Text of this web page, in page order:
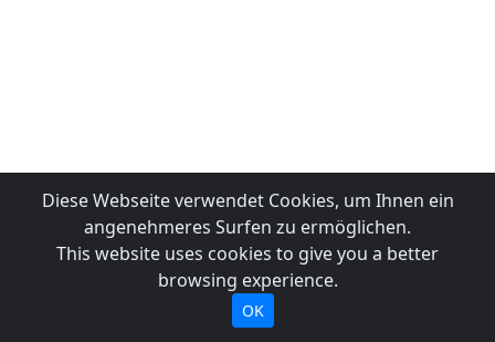
Diese Webseite verwendet Cookies, um Ihnen ein
angenehmeres Surfen zu ermöglichen.
This website uses cookies to give you a better
browsing experience.
OK